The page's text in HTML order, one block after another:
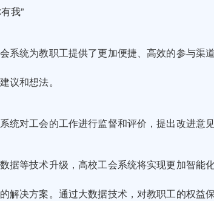
我”
系统为教职工提供了更加便捷、高效的参与
议和想法。
统对工会的工作进行监督和评价，提出改进意
据等技术升级，高校工会系统将实现更加智
解决方案。通过大数据技术，对教职工的权益